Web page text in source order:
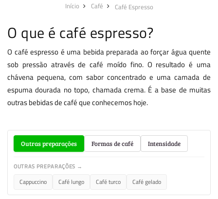
Início Café Café Espresso
O que é café espresso?
O café espresso é uma bebida preparada ao forçar água quente
sob pressão através de café moído fino. O resultado é uma
chávena pequena, com sabor concentrado e uma camada de
espuma dourada no topo, chamada crema. É a base de muitas
outras bebidas de café que conhecemos hoje.
Outras preparações Formas de café Intensidade
OUTRAS PREPARAÇÕES →
Cappuccino Café lungo Café turco Café gelado